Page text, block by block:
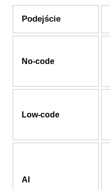
Podejście
No-code
Low-code
AI